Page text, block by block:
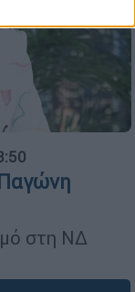
στη ΝΔ